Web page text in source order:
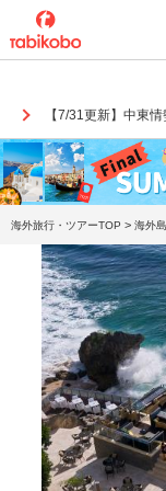
【7/31更新】中東
海外旅行・ツアーTOP > 海外